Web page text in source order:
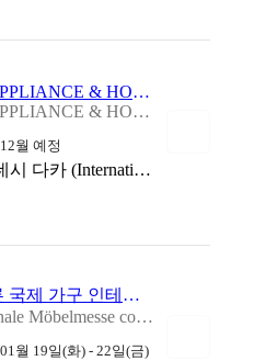
HOME APPLIANCE & HOUSEHOLD EXPO 2026
HOME APPLIANCE & HOUSEHOLD EXPO 2026
월 예정
방글라데시 다카 (International Convention City Bashundhara (ICCB))
독일 쾰른 국제 가구 인테리어 박람회 2027
Internationale Möbelmesse cologne 2027
월 19일(화) - 22일(금)